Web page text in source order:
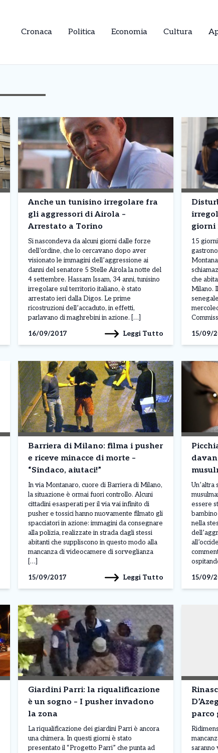
Cronaca Politica Economia Cultura
Anche un tunisino irregolare fra
gli aggressori di Airola –
Arrestato a Torino
Si nascondeva da alcuni giorni dalle forze
dell’ordine, che lo cercavano dopo aver
visionato le immagini dell’aggressione ai
danni del senatore 5 Stelle Airola la notte del
4 settembre. Hassam Issam, 34 anni, tunisino
irregolare sul territorio italiano, è stato
arrestato ieri dalla Digos. Le prime
ricostruzioni dell’accaduto, in effetti,
parlavano di maghrebini in azione. […]
16/09/2017
Leggi Tutto
giorni
15
che
Milano.
15/09/
Barriera di Milano: filma i pusher
e riceve minacce di morte –
“Sindaco, aiutaci!”
In via Montanaro, cuore di Barriera di Milano,
la situazione è ormai fuori controllo. Alcuni
cittadini esasperati per il via vai infinito di
pusher e tossici hanno nuovamente filmato gli
spacciatori in azione: immagini da consegnare
alla polizia, realizzate in strada dagli stessi
abitanti che suppliscono in questo modo alla
mancanza di videocamere di sorveglianza
[…]
15/09/2017
Leggi Tutto
Un’altra
essere
nella
15/09/
Giardini Parri: la riqualificazione
è un sogno – I pusher invadono
la zona
La riqualificazione dei giardini Parri è ancora
una chimera. In questi giorni è stato
presentato il “Progetto Parri” che punta ad
parco
saranno